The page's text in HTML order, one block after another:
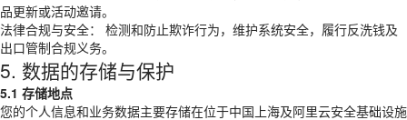
品更新或活动邀请。
法律合规与安全： 检测和防止欺诈行为，维护系统安全，履行反洗钱及
出口管制合规义务。
5. 数据的存储与保护
5.1 存储地点
您的个人信息和业务数据主要存储在位于中国上海及阿里云安全基础设施